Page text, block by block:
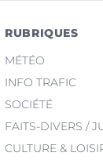
RUBRIQUES
MÉTÉO
INFO TRAFIC
SOCIÉTÉ
FAITS-DIVERS /
CULTURE &